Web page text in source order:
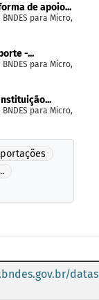
de apoio...
para Micro,
-...
para Micro,
para Micro,